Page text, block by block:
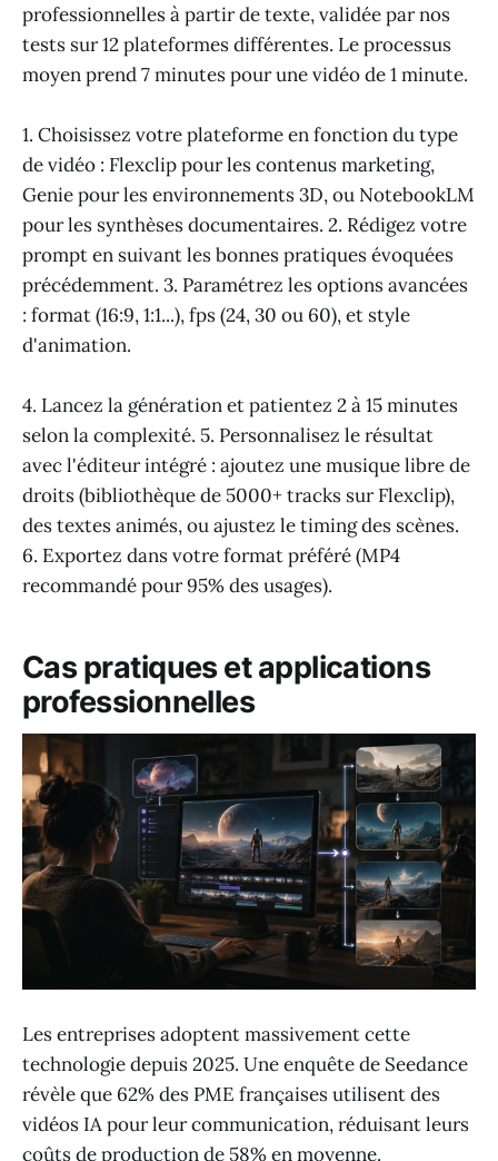
professionnelles à partir de texte, validée par nos
tests sur 12 plateformes différentes. Le processus
moyen prend 7 minutes pour une vidéo de 1 minute.
1. Choisissez votre plateforme en fonction du type
de vidéo : Flexclip pour les contenus marketing,
Genie pour les environnements 3D, ou NotebookLM
pour les synthèses documentaires. 2. Rédigez votre
prompt en suivant les bonnes pratiques évoquées
précédemment. 3. Paramétrez les options avancées
: format (16:9, 1:1...), fps (24, 30 ou 60), et style
d'animation.
4. Lancez la génération et patientez 2 à 15 minutes
selon la complexité. 5. Personnalisez le résultat
avec l'éditeur intégré : ajoutez une musique libre de
droits (bibliothèque de 5000+ tracks sur Flexclip),
des textes animés, ou ajustez le timing des scènes.
6. Exportez dans votre format préféré (MP4
recommandé pour 95% des usages).
Cas pratiques et applications
professionnelles
Les entreprises adoptent massivement cette
technologie depuis 2025. Une enquête de Seedance
révèle que 62% des PME françaises utilisent des
vidéos IA pour leur communication, réduisant leurs
coûts de production de 58% en moyenne.